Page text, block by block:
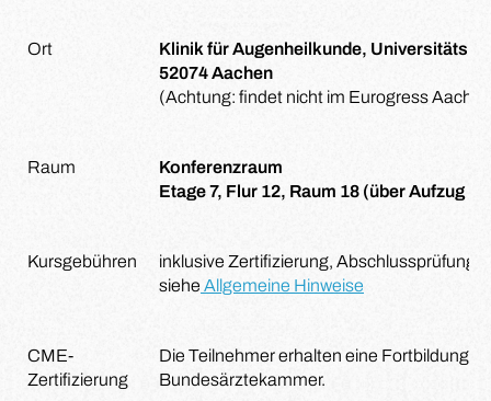
Ort
Klinik für Augenheilkunde,
52074 Aachen
(Achtung: findet nicht im Eurogress
Raum
Konferenzraum
Etage 7, Flur 12, Raum 18 (über Aufzug
Kursgebühren
inklusive Zertifizierung, Abschlussprüfung,
siehe Allgemeine Hinweise
CME-
Zertifizierung
Die Teilnehmer erhalten eine
Bundesärztekammer.